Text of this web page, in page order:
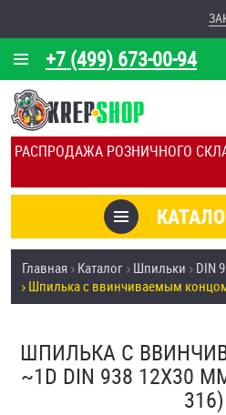
РАСПРОДАЖА РОЗНИЧНОГО
+7 (499) 673-00-94
О КОМПАНИИ
КАЛЬКУЛЯТОР
ОТЗЫВЫ
УСЛУГИ
СКИДКИ
ОПТ
ПОКУПАТЕЛЯМ
Товары со скидкой
Анкеры
Антивандальный
Главная Каталог Шпильки
DIN
Шпилька c ввинчиваемым
ШПИЛЬКА C
~1D DIN 938 12Х30
316)